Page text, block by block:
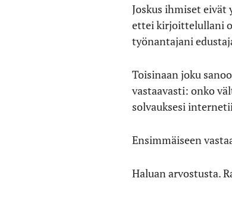
Joskus ihmiset
ettei kirjoittelullani
työnantajani
Toisinaan joku
vastaavasti: onko
solvauksesi
Ensimmäiseen
Haluan arvostusta.